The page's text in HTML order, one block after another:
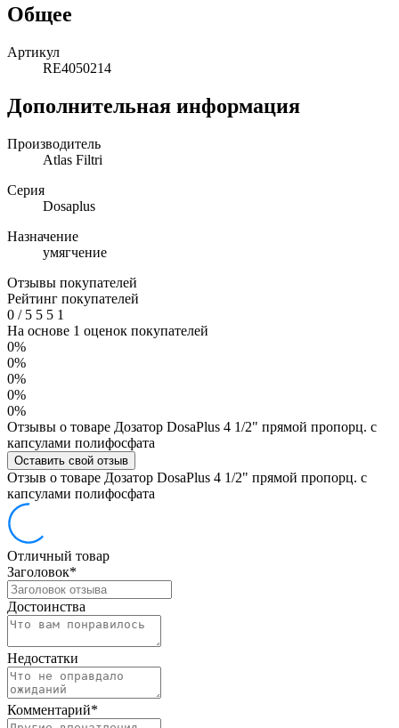
Общее
Артикул
RE4050214
Дополнительная информация
Производитель
Atlas Filtri
Серия
Dosaplus
Назначение
умягчение
Отзывы покупателей
Рейтинг покупателей
0 /5 5 5 1
На основе 1 оценок покупателей
0%
0%
0%
0%
0%
Отзывы о товаре Дозатор DosaPlus 4 1/2" прямой пропорц. с
капсулами полифосфата
Оставить свой отзыв
Отзыв о товаре Дозатор DosaPlus 4 1/2" прямой пропорц. с
капсулами полифосфата
Отличный товар
Заголовок*
Достоинства
Недостатки
Комментарий*